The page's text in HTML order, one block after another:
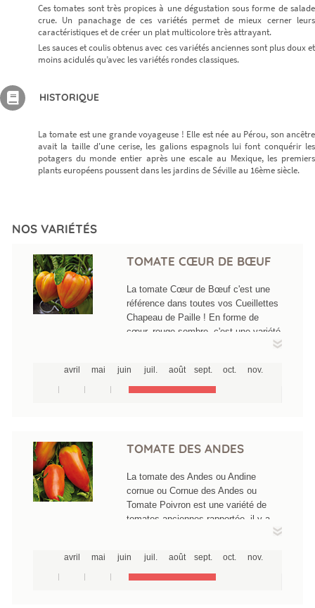
Ces tomates sont très propices à une dégustation sous forme de salade
crue. Un panachage de ces variétés permet de mieux cerner leurs
caractéristiques et de créer un plat multicolore très attrayant.
Les sauces et coulis obtenus avec ces variétés anciennes sont plus doux et
moins acidulés qu’avec les variétés rondes classiques.
HISTORIQUE
La tomate est une grande voyageuse ! Elle est née au Pérou, son ancêtre
avait la taille d'une cerise, les galions espagnols lui font conquérir les
potagers du monde entier après une escale au Mexique, les premiers
plants européens poussent dans les jardins de Séville au 16ème siècle.
NOS VARIÉTÉS
TOMATE CŒUR DE BŒUF
La tomate Cœur de Bœuf c'est une
référence dans toutes vos Cueillettes
Chapeau de Paille ! En forme de
cœur, rouge sombre, c'est une variété
dont le fruit peut atteindre 200 à 300g
conditions de cultures. Sa chair
délicieuse est très fine et
consomme crue, en salade ou
dans la ratatouille. C'est aussi une
excellente tomate à farcir. Elle peut
également être congelée, si elle est
destinée ensuite à être cuite.
avril mai juin juil. août sept. oct. nov.
TOMATE DES ANDES
La tomate des Andes ou Andine
cornue ou Cornue des Andes ou
Tomate Poivron est une variété de
tomates anciennes rapportée, il y a
quelques années de la Cordillère des
Cultivée dans vos cueillettes
Chapeau de Paille elle est rustique,
avril mai juin juil. août sept. oct. nov.
Je m’inscris